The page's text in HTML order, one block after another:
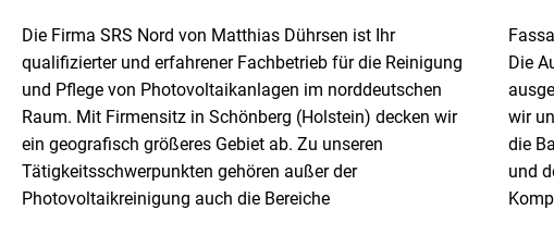
Die Firma SRS Nord von Matthias Dührsen ist Ihr
qualifizierter und erfahrener Fachbetrieb für die Reinigung
und Pflege von Photovoltaikanlagen im norddeutschen
Raum. Mit Firmensitz in Schönberg (Holstein) decken wir
ein geografisch größeres Gebiet ab. Zu unseren
Tätigkeitsschwerpunkten gehören außer der
Photovoltaikreinigung auch die Bereiche
Fassadenreinigung, Tunnelreinigung und Dachreinigung.
Die Aufgaben unserer Firma umfasst ferner auch
ausgesuchte Tätigkeiten aus dem Gala-Bau. So erledigen
wir unter anderem den Baumschnitt, die Baumpflege und
die Baumfällung für Sie. Ebenso gehört der Heckenschnitt
und der Gehölzschnitt zu den Aufgaben unseres Betriebes.
Kompetent und sachgerecht führen wir alle anfallenden
Arbeiten aus – so wie Sie es von einem kompetenten
Fachbetrieb erwarten können. Nachfolgend möchten wir
Ihnen unser Aufgabenfeld detailliert vorstellen. In diesem
Beitrag behandeln wir zunächst aber das Thema